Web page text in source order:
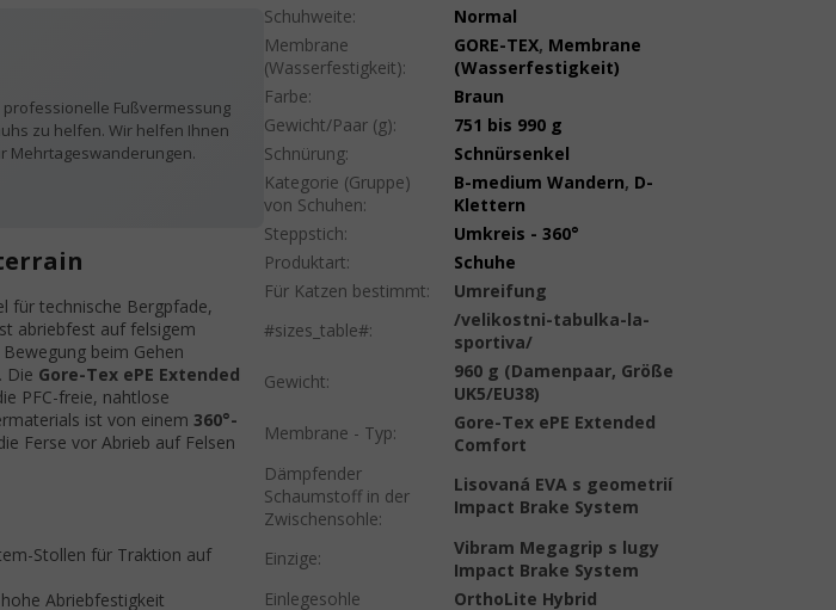
professionelle Fußvermessung
zu helfen. Wir helfen Ihnen
Mehrtageswanderungen.
für technische Bergpfade,
abriebfest auf felsigem
beim Gehen
Die Gore-Tex ePE Extended
PFC-freie, nahtlose
ist von einem 360°-
Ferse vor Abrieb auf Felsen
Stollen für Traktion auf
Abriebfestigkeit
Schuhweite:
Normal
Membrane
(Wasserfestigkeit):
GORE-TEX, Membrane
(Wasserfestigkeit)
Farbe:
Braun
Gewicht/Paar (g):
751 bis 990 g
Schnürung:
Schnürsenkel
Kategorie (Gruppe)
von Schuhen:
B-medium Wandern, D-
Klettern
Steppstich:
Umkreis - 360°
Produktart:
Schuhe
Für Katzen bestimmt:
Umreifung
#sizes_table#:
/velikostni-tabulka-la-
sportiva/
Gewicht:
960 g (Damenpaar, Größe
UK5/EU38)
Membrane - Typ:
Gore-Tex ePE Extended
Comfort
Dämpfender
Schaumstoff in der
Zwischensohle:
Lisovaná EVA s geometrií
Impact Brake System
Einzige:
Vibram Megagrip s lugy
Impact Brake System
Einlegesohle
OrthoLite Hybrid